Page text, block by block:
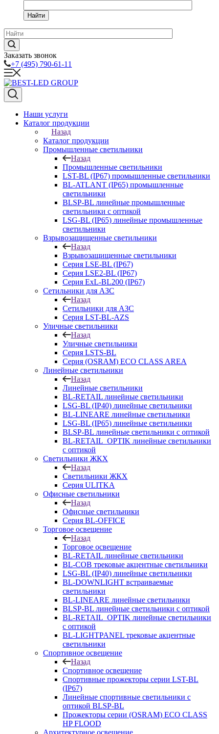
Найти
Заказать звонок
+7 (495) 790-61-11
Наши услуги
Каталог продукции
Назад
Каталог продукции
Промышленные светильники
Назад
Промышленные светильники
LST-BL (IP67) промышленные светильники
BL-ATLANT (IP65) промышленные
светильники
BLSP-BL линейные промышленные
светильники с оптикой
LSG-BL (IP65) линейные промышленные
светильники
Взрывозащищенные светильники
Назад
Взрывозащищенные светильники
Серия LSE-BL (IP67)
Серия LSE2-BL (IP67)
Серия ExL-BL200 (IP67)
Сетильники для АЗС
Назад
Сетильники для АЗС
Серия LST-BL-AZS
Уличные светильники
Назад
Уличные светильники
Серия LSTS-BL
Серия (ОSRAM) ECO CLASS AREA
Линейные светильники
Назад
Линейные светильники
BL-RETAIL линейные светильники
LSG-BL (IP40) линейные светильники
BL-LINEARE линейные светильники
LSG-BL (IP65) линейные светильники
BLSP-BL линейные светильники с оптикой
BL-RETAIL_OPTIK линейные светильники
с оптикой
Светильники ЖКХ
Назад
Светильники ЖКХ
Серия ULITKA
Офисные светильники
Назад
Офисные светильники
Серия BL-OFFICE
Торговое освещение
Назад
Торговое освещение
BL-RETAIL линейные светильники
BL-COB трековые акцентные светильники
LSG-BL (IP40) линейные светильники
BL-DOWNLIGHT встраиваемые
светильники
BL-LINEARE линейные светильники
BLSP-BL линейные светильники с оптикой
BL-RETAIL_OPTIK линейные светильники
с оптикой
BL-LIGHTPANEL трековые акцентные
светильники
Спортивное освещение
Назад
Спортивное освещение
Спортивные прожекторы серии LST-BL
(IP67)
Линейные спортивные светильники с
оптикой BLSP-BL
Прожекторы серии (OSRAM) ECO CLASS
HP FLOOD
Архитектурное освещение